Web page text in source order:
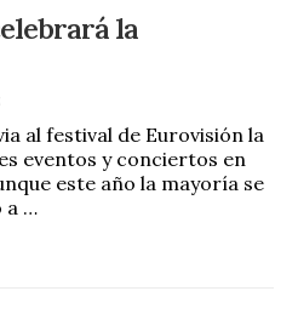
la
al festival de Eurovisión la
eventos y conciertos en
este año la mayoría se
a …